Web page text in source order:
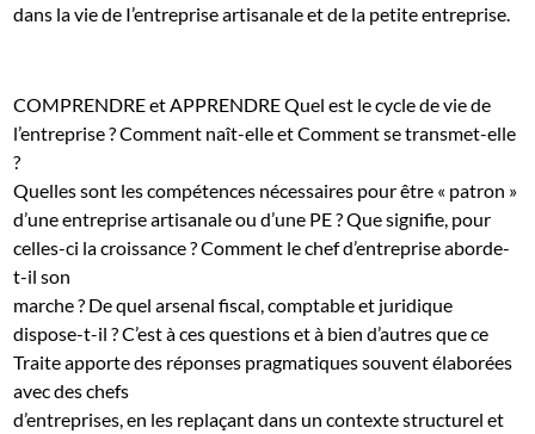
dans la vie de I’entreprise artisanale et de la petite entreprise.
COMPRENDRE et APPRENDRE Quel est le cycle de vie de
l’entreprise ? Comment naît-elle et Comment se transmet-elle
?
Quelles sont les compétences nécessaires pour être « patron »
d’une entreprise artisanale ou d’une PE ? Que signifie, pour
celles-ci la croissance ? Comment le chef d’entreprise aborde-
t-il son
marche ? De quel arsenal fiscal, comptable et juridique
dispose-t-il ? C’est à ces questions et à bien d’autres que ce
Traite apporte des réponses pragmatiques souvent élaborées
avec des chefs
d’entreprises, en les replaçant dans un contexte structurel et